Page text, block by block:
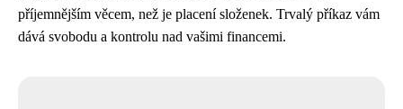
příjemnějším věcem, než je placení složenek. Trvalý příkaz vám
dává svobodu a kontrolu nad vašimi financemi.